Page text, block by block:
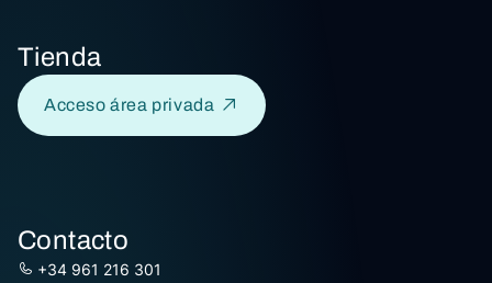
Tienda
Acceso área privada
Contacto
+34 961 216 301